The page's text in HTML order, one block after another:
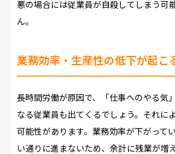
悪の場合には従業員が自殺してしまう可
ん。
業務効率・生産性の低下が起こ
長時間労働が原因で、「仕事へのやる気
なる従業員も出てくるでしょう。それに
可能性があります。業務効率が下がって
い通りに進まないため、余計に残業が増